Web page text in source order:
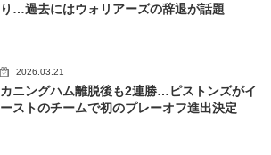
り…過去にはウォリアーズの辞退が話題
2026.03.21
カニングハム離脱後も2連勝…ピストンズがイ
ーストのチームで初のプレーオフ進出決定